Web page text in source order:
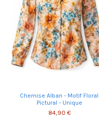
Chemise Alban - Motif Floral
Pictural - Unique
84,90 €